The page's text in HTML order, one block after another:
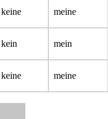
keine meine
kein mein
keine meine